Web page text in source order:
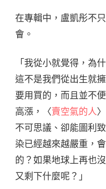
在專輯中，盧凱彤不
會。
「我從小就覺得，為
這不是我們從出生就
要用買的，而且並不
高漲，〈賣空氣的人
不可思議、卻能圖利
染已經越來越嚴重，
的？如果地球上再也
又剩下什麼呢？」